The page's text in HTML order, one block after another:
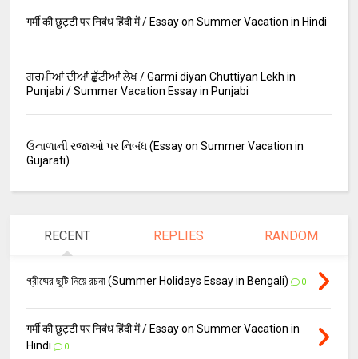
गर्मी की छुट्टी पर निबंध हिंदी में / Essay on Summer Vacation in Hindi
ਗਰਮੀਆਂ ਦੀਆਂ ਛੁੱਟੀਆਂ ਲੇਖ / Garmi diyan Chuttiyan Lekh in
Punjabi / Summer Vacation Essay in Punjabi
ઉનાળાની રજાઓ પર નિબંધ (Essay on Summer Vacation in
Gujarati)
RECENT REPLIES RANDOM
গ্রীষ্মের ছুটি নিয়ে রচনা (Summer Holidays Essay in Bengali) 0
गर्मी की छुट्टी पर निबंध हिंदी में / Essay on Summer Vacation in
Hindi
0